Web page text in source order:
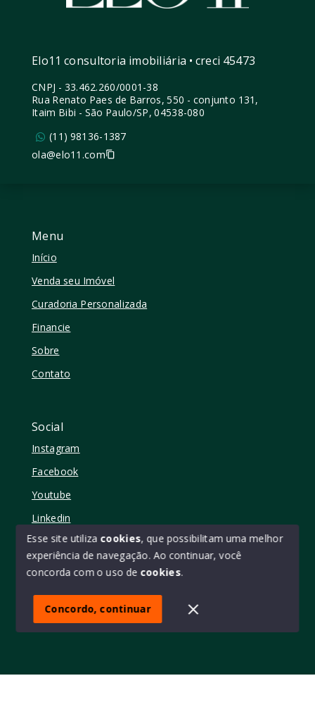
Menu
Início
Venda seu Imóvel
Curadoria Personalizada
Financie
Sobre
Contato
Social
Instagram
Facebook
Youtube
Linkedin
© Copyright 2026 - Elo11 consultoria imobiliária • creci
SITE PARA IMOBILIARIA
Elo11 consultoria imobiliária • creci 45473
CNPJ - 33.462.260/0001-38
Rua Renato Paes de Barros, 550 - conjunto 131,
Itaim Bibi - São Paulo/SP, 04538-080
(11) 98136-1387
ola@elo11.com
Esse site utiliza cookies, que possibilitam uma melhor
experiência de navegação. Ao continuar, você
concorda com o uso de cookies.
Concordo, continuar